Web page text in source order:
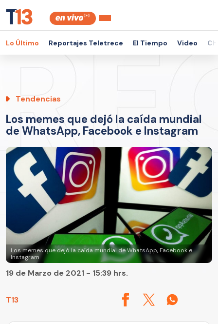
Lo Último Reportajes Teletrece El Tiempo Video
Tendencias
Los memes que dejó la caída mundial
de WhatsApp, Facebook e Instagram
Los memes que dejó la caída mundial de WhatsApp, Facebook e
Instagram
T13
19 de Marzo de 2021 - 15:39 hrs.